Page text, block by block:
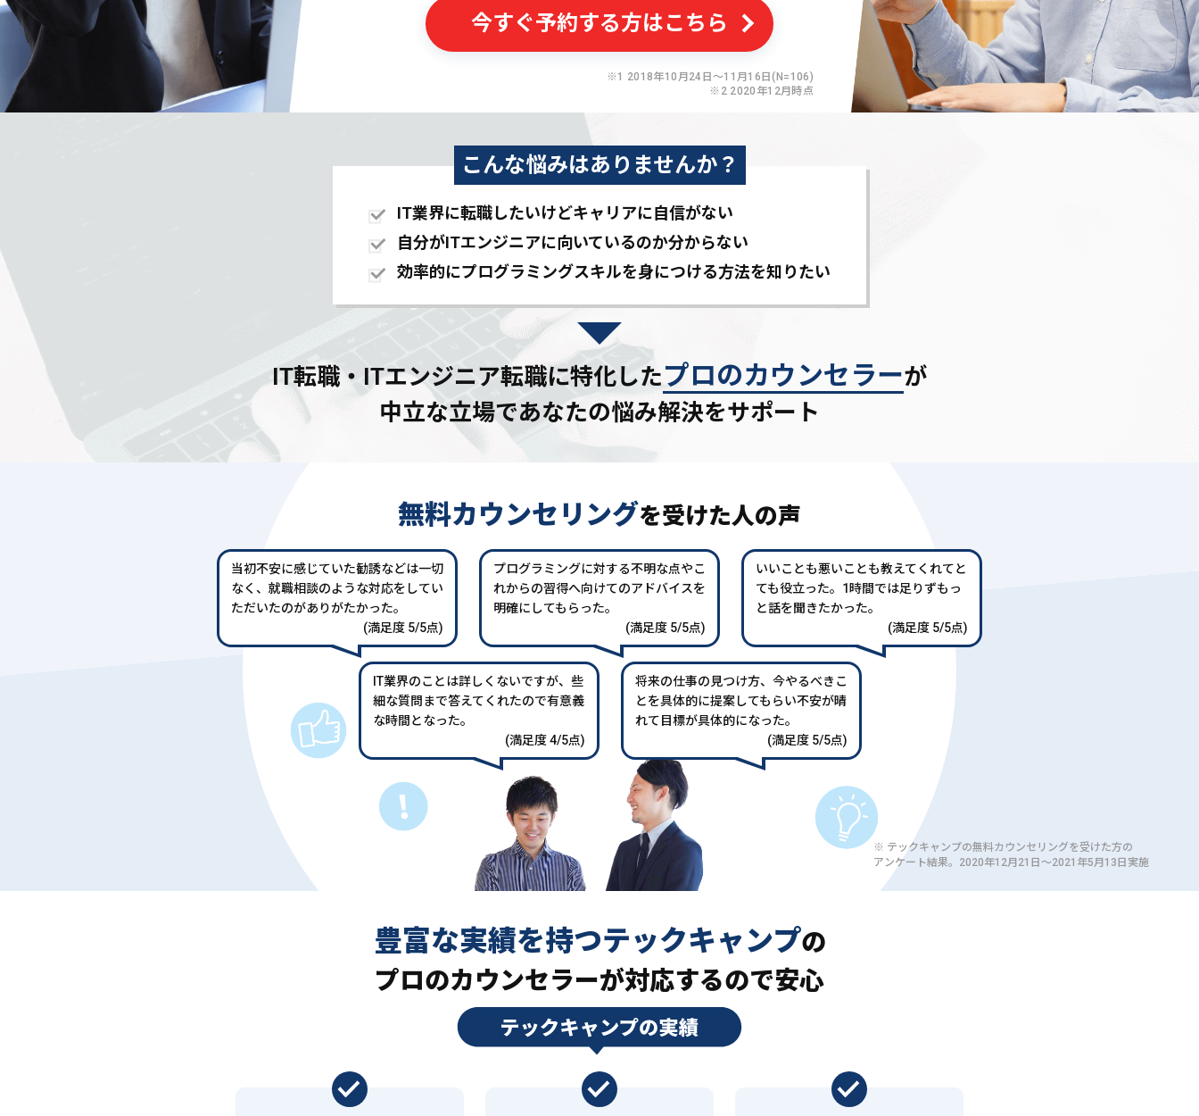
今すぐ予約する方はこちら
※1 2018年10月24日〜11月16日(N=106)
※2 2020年12月時点
こんな悩みはありませんか？
IT業界に転職したいけどキャリアに自信がない
自分がITエンジニアに向いているのか分からない
効率的にプログラミングスキルを身につける方法を知りたい
IT転職・ITエンジニア転職に特化したプロのカウンセラーが
中立な立場であなたの悩み解決をサポート
無料カウンセリングを受けた人の声
当初不安に感じていた勧誘などは一切
なく、就職相談のような対応をしてい
ただいたのがありがたかった。
(満足度 5/5点)
プログラミングに対する不明な点やこ
れからの習得へ向けてのアドバイスを
明確にしてもらった。
(満足度 5/5点)
いいことも悪いことも教えてくれてと
ても役立った。1時間では足りずもっ
と話を聞きたかった。
(満足度 5/5点)
IT業界のことは詳しくないですが、些
細な質問まで答えてくれたので有意義
な時間となった。
(満足度 4/5点)
将来の仕事の見つけ方、今やるべきこ
とを具体的に提案してもらい不安が晴
れて目標が具体的になった。
(満足度 5/5点)
※ テックキャンプの無料カウンセリングを受けた方の
アンケート結果。2020年12月21日〜2021年5月13日実施
豊富な実績を持つテックキャンプの
プロのカウンセラーが対応するので安心